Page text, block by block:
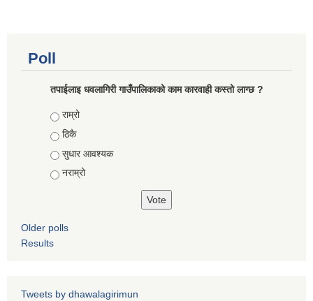
Poll
तपाईलाइ धवलागिरी गाउँपालिकाको काम कारवाही कस्तो लाग्छ ?
Choices
राम्रो
ठिकै
सुधार आवश्यक
नराम्रो
Older polls
Results
Tweets by dhawalagirimun